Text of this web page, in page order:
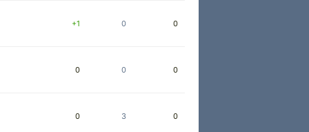
+1 0 0
0 0 0
0 3 0